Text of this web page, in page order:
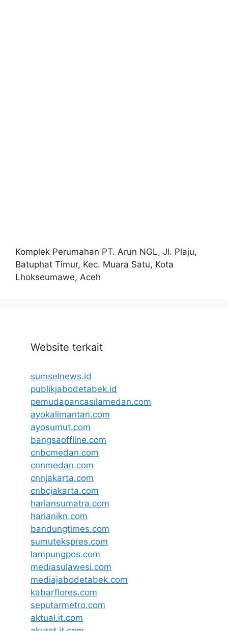
Komplek Perumahan PT. Arun NGL, Jl. Plaju,
Batuphat Timur, Kec. Muara Satu, Kota
Lhokseumawe, Aceh
Website terkait
sumselnews.id
publikjabodetabek.id
pemudapancasilamedan.com
ayokalimantan.com
ayosumut.com
bangsaoffline.com
cnbcmedan.com
cnnmedan.com
cnnjakarta.com
cnbcjakarta.com
hariansumatra.com
harianikn.com
bandungtimes.com
sumutekspres.com
lampungpos.com
mediasulawesi.com
mediajabodetabek.com
kabarflores.com
seputarmetro.com
aktual.it.com